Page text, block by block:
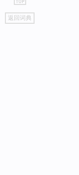
go
top
返回词典